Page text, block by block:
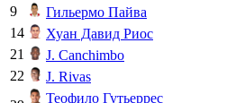
9
Гильермо Пайва
14
Хуан Давид Риос
21
J. Canchimbo
22
J. Rivas
Теофило Гутьеррес